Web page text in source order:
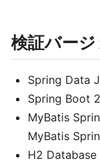
検証バージ
Spring Data
Spring Boot
MyBatis
MyBatis
H2 Database